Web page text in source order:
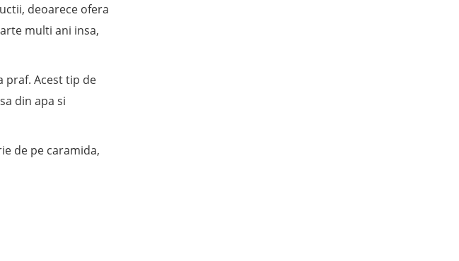
deoarece ofera
multi ani insa,
praf. Acest tip de
din apa si
de pe caramida,